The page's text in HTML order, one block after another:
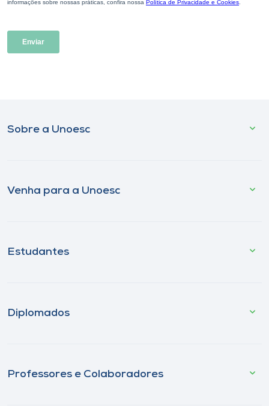
Sobre a Unoesc
Venha para a Unoesc
Estudantes
Diplomados
Professores e Colaboradores